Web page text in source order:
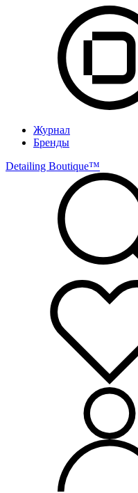
Журнал
Бренды
Detailing Boutique™️